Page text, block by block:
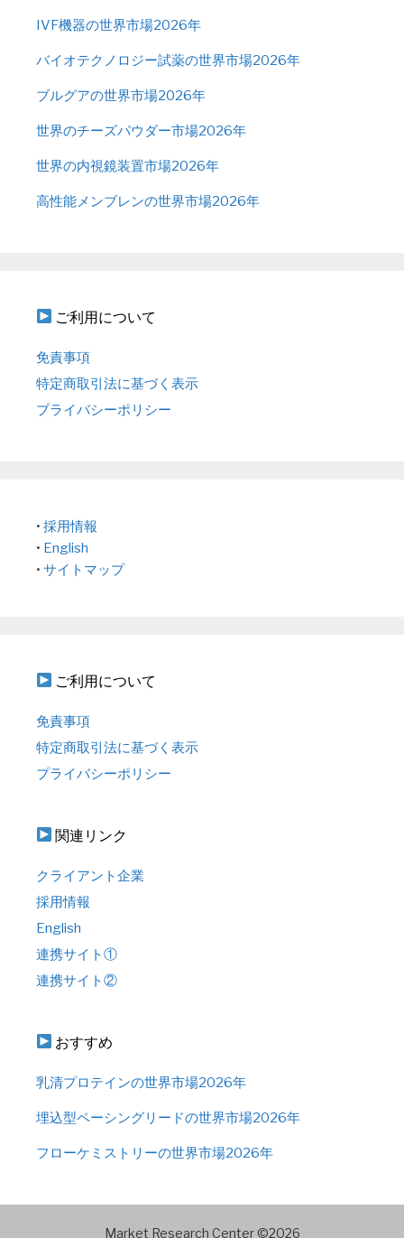
IVF機器の世界市場2026年
バイオテクノロジー試薬の世界市場2026年
ブルグアの世界市場2026年
世界のチーズパウダー市場2026年
世界の内視鏡装置市場2026年
高性能メンブレンの世界市場2026年
ご利用について
免責事項
特定商取引法に基づく表示
プライバシーポリシー
• 採用情報
• English
• サイトマップ
ご利用について
免責事項
特定商取引法に基づく表示
プライバシーポリシー
関連リンク
クライアント企業
採用情報
English
連携サイト①
連携サイト②
おすすめ
乳清プロテインの世界市場2026年
埋込型ペーシングリードの世界市場2026年
フローケミストリーの世界市場2026年
Market Research Center ©2026